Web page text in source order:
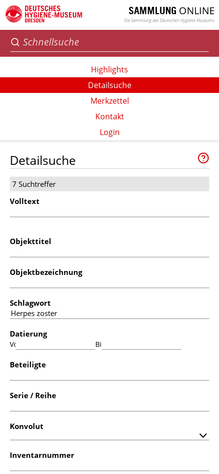
SAMMLUNG ONLINE
Die Sammlung des Deutschen Hygiene-Museums
Highlights
Detailsuche
Merkzettel
Kontakt
Login
Detailsuche
7 Suchtreffer
Volltext
Objekttitel
Objektbezeichnung
Schlagwort
Datierung
Von: Bis:
Beteiligte
Serie / Reihe
Konvolut
Inventarnummer